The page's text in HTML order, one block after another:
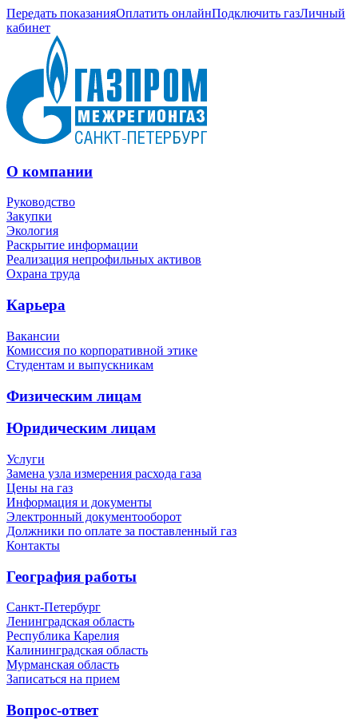
Передать показанияОплатить онлайнПодключить газЛичный
кабинет
О компании
Руководство
Закупки
Экология
Раскрытие информации
Реализация непрофильных активов
Охрана труда
Карьера
Вакансии
Комиссия по корпоративной этике
Студентам и выпускникам
Физическим лицам
Юридическим лицам
Услуги
Замена узла измерения расхода газа
Цены на газ
Информация и документы
Электронный документооборот
Должники по оплате за поставленный газ
Контакты
География работы
Санкт-Петербург
Ленинградская область
Республика Карелия
Калининградская область
Мурманская область
Записаться на прием
Вопрос-ответ